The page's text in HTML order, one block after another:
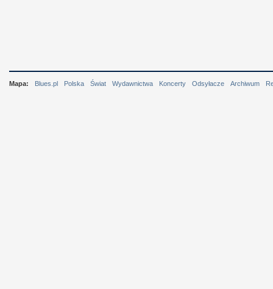
Mapa: Blues.pl Polska Świat Wydawnictwa Koncerty Odsyłacze Archiwum